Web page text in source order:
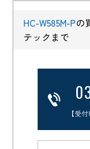
HC-W585M-Pの
テックまで
【受